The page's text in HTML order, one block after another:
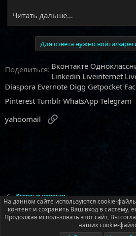
Читать дальше...
Для ответа нужно войти/
Поделиться: Вконтакте
Linkedin Liveinternet
Diaspora Evernote Digg Getpocket
Pinterest Tumblr WhatsApp Telegram
yahoomail
Игровые новости
Русский (RU)
Условия и правила
Политика
На данном сайте используются cookie-
контент и сохранить Ваш вход в систему,
Продолжая использовать этот сайт, Вы
наших cookie-